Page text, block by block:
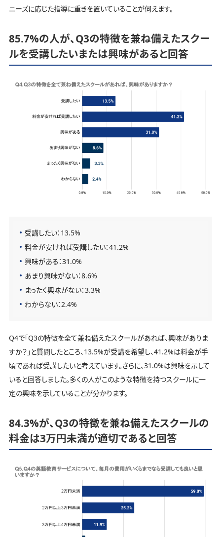
ニーズに応じた指導に重きを置いていることが伺えます。
85.7%の人が、Q3の特徴を兼ね備えたスクー
ルを受講したいまたは興味があると回答
受講したい：13.5%
料金が安ければ受講したい：41.2%
興味がある：31.0%
あまり興味がない：8.6%
まったく興味がない：3.3%
わからない：2.4%
Q4で「Q3の特徴を全て兼ね備えたスクールがあれば、興味がありま
すか？」と質問したところ、13.5%が受講を希望し、41.2%は料金が手
頃であれば受講したいと考えています。さらに、31.0%は興味を示して
いると回答しました。多くの人がこのような特徴を持つスクールに一
定の興味を示していることが分かります。
84.3%が、Q3の特徴を兼ね備えたスクールの
料金は3万円未満が適切であると回答